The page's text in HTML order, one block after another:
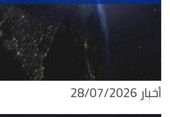
أخبار 28/07/2026